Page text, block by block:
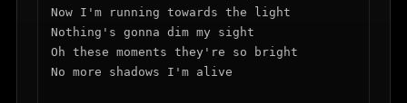
Now I'm running towards the light
Nothing's gonna dim my sight
Oh these moments they're so bright
No more shadows I'm alive